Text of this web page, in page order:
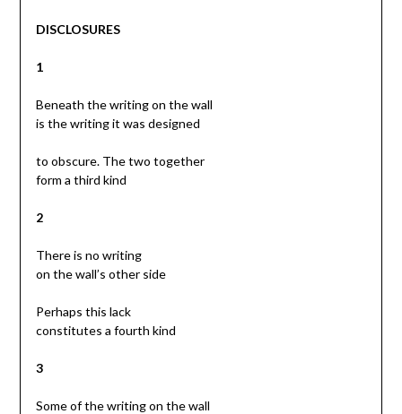
DISCLOSURES
1
Beneath the writing on the wall
is the writing it was designed
to obscure. The two together
form a third kind
2
There is no writing
on the wall’s other side
Perhaps this lack
constitutes a fourth kind
3
Some of the writing on the wall